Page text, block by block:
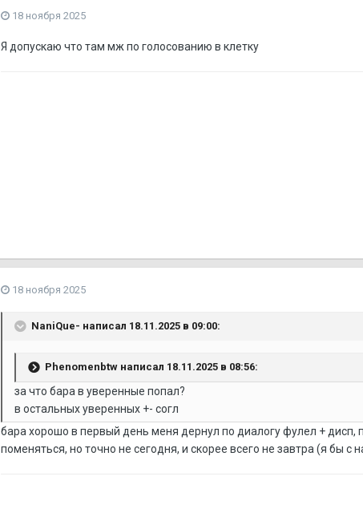
18 ноября 2025
Я допускаю что там мж по голосованию в клетку
18 ноября 2025
NaniQue- написал 18.11.2025 в 09:00:
Phenomenbtw написал 18.11.2025 в 08:56:
за что бара в уверенные попал?
в остальных уверенных +- согл
бара хорошо в первый день меня дернул по диалогу фулел +
поменяться, но точно не сегодня, и скорее всего не завтра (я бы